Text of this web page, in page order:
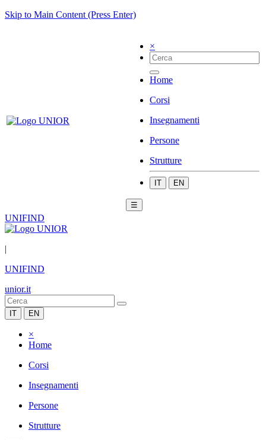
Skip to Main Content (Press Enter)
×
Home
Corsi
Insegnamenti
Persone
Strutture
IT EN
☰
UNIFIND
|
UNIFIND
unior.it
IT EN
×
Home
Corsi
Insegnamenti
Persone
Strutture